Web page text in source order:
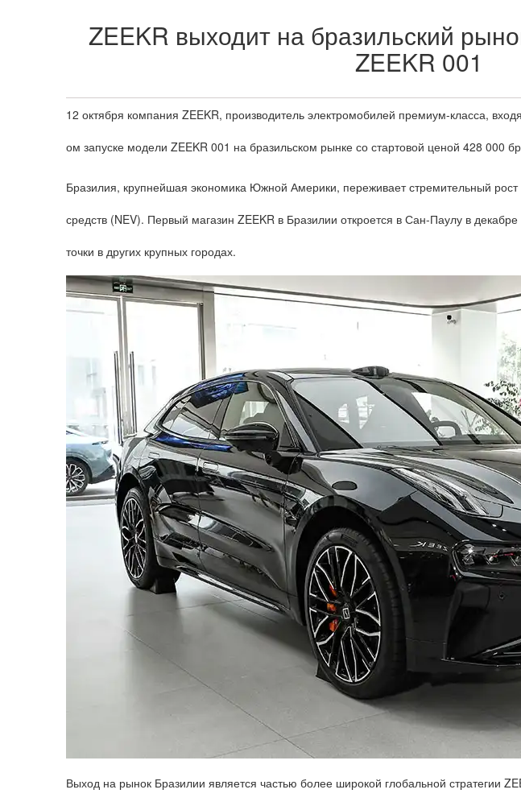
ZEEKR выходит на бразильский
ZEEKR 001
12 октября компания ZEEKR, производитель электромобилей премиум-класса,
ом запуске модели ZEEKR 001 на бразильском рынке со стартовой ценой 428 000
Бразилия, крупнейшая экономика Южной Америки, переживает стремительный рост
средств (NEV). Первый магазин ZEEKR в Бразилии откроется в Сан-Паулу в
точки в других крупных городах.
Выход на рынок Бразилии является частью более широкой глобальной стратегии